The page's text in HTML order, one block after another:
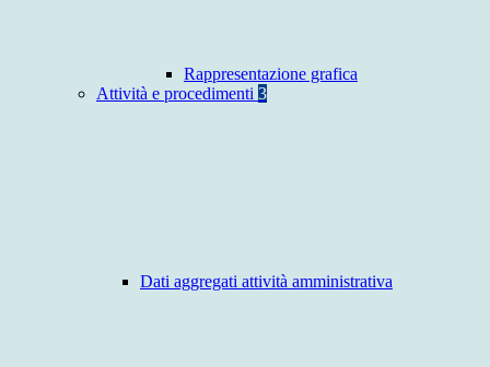
Rappresentazione grafica
Attività e procedimenti 3
Dati aggregati attività amministrativa